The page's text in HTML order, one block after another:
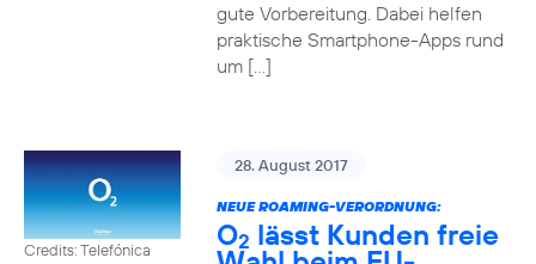
gute Vorbereitung. Dabei helfen
praktische Smartphone-Apps rund
um […]
Credits: Telefónica
28. August 2017
NEUE ROAMING-VERORDNUNG:
O2 lässt Kunden freie